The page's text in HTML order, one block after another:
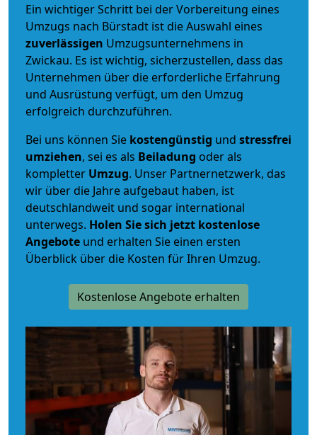
Ein wichtiger Schritt bei der Vorbereitung eines
Umzugs nach Bürstadt ist die Auswahl eines
zuverlässigen Umzugsunternehmens in
Zwickau. Es ist wichtig, sicherzustellen, dass das
Unternehmen über die erforderliche Erfahrung
und Ausrüstung verfügt, um den Umzug
erfolgreich durchzuführen.
Bei uns können Sie kostengünstig und stressfrei
umziehen, sei es als Beiladung oder als
kompletter Umzug. Unser Partnernetzwerk, das
wir über die Jahre aufgebaut haben, ist
deutschlandweit und sogar international
unterwegs. Holen Sie sich jetzt kostenlose
Angebote und erhalten Sie einen ersten
Überblick über die Kosten für Ihren Umzug.
Kostenlose Angebote erhalten